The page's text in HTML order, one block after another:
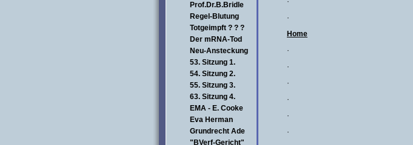
Prof.Dr.B.Bridle
Regel-Blutung
Totgeimpft ? ? ?
Der mRNA-Tod
Neu-Ansteckung
53. Sitzung 1.
54. Sitzung 2.
55. Sitzung 3.
63. Sitzung 4.
EMA - E. Cooke
Eva Herman
Grundrecht Ade
"BVerf-Gericht"
·
Home
·
·
·
·
·
·